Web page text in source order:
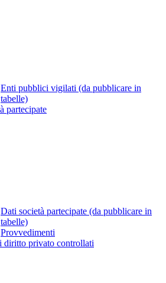
Enti pubblici vigilati (da pubblicare in
tabelle)
partecipate
Dati società partecipate (da pubblicare in
tabelle)
Provvedimenti
diritto privato controllati